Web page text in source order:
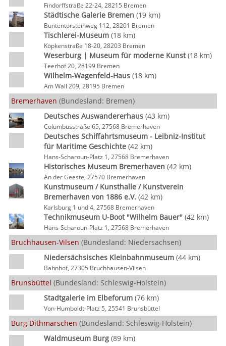
Findorffstraße 22-24, 28215 Bremen
Städtische Galerie Bremen (19 km)
Buntentorsteinweg 112, 28201 Bremen
Tischlerei-Museum(18 km)
Köpkenstraße 18-20, 28203 Bremen
Weserburg | Museum für moderne Kunst(18 km)
Teerhof 20, 28199 Bremen
Wilhelm-Wagenfeld-Haus(18 km)
Am Wall 209, 28195 Bremen
Bremerhaven (Bundesland: Bremen)
Deutsches Auswandererhaus(43 km)
Columbusstraße 65, 27568 Bremerhaven
Deutsches Schiffahrtsmuseum - Leibniz-Institut
für Maritime Geschichte(42 km)
Hans-Scharoun-Platz 1, 27568 Bremerhaven
Historisches Museum Bremerhaven (42 km)
An der Geeste, 27570 Bremerhaven
Kunstmuseum / Kunsthalle / Kunstverein
Bremerhaven von 1886 e.V.(42 km)
Karlsburg 1 und 4, 27568 Bremerhaven
Technikmuseum U-Boot "Wilhelm Bauer"(42 km)
Hans-Scharoun-Platz 1, 27568 Bremerhaven
Bruchhausen-Vilsen (Bundesland: Niedersachsen)
Niedersächsisches Kleinbahnmuseum(44 km)
Bahnhof, 27305 Bruchhausen-Vilsen
Brunsbüttel (Bundesland: Schleswig-Holstein)
Stadtgalerie im Elbeforum(76 km)
Von-Humboldt-Platz 5, 25541 Brunsbüttel
Burg Dithmarschen (Bundesland: Schleswig-Holstein)
Waldmuseum Burg(89 km)